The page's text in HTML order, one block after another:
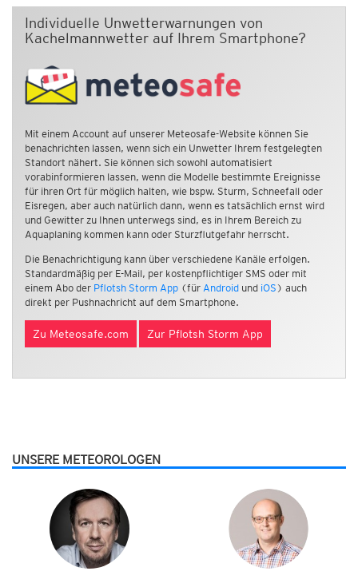
Individuelle Unwetterwarnungen von
Kachelmannwetter auf Ihrem Smartphone?
Mit einem Account auf unserer Meteosafe-Website können Sie
benachrichten lassen, wenn sich ein Unwetter Ihrem festgelegten
Standort nähert. Sie können sich sowohl automatisiert
vorabinformieren lassen, wenn die Modelle bestimmte Ereignisse
für ihren Ort für möglich halten, wie bspw. Sturm, Schneefall oder
Eisregen, aber auch natürlich dann, wenn es tatsächlich ernst wird
und Gewitter zu Ihnen unterwegs sind, es in Ihrem Bereich zu
Aquaplaning kommen kann oder Sturzflutgefahr herrscht.
Die Benachrichtigung kann über verschiedene Kanäle erfolgen.
Standardmäßig per E-Mail, per kostenpflichtiger SMS oder mit
einem Abo der Pflotsh Storm App (für Android und iOS ) auch
direkt per Pushnachricht auf dem Smartphone.
Zu Meteosafe.com Zur Pflotsh Storm App
UNSERE METEOROLOGEN